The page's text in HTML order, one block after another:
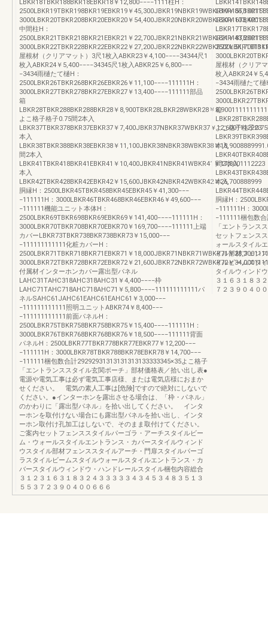
LBKR18TBKR188BKR18EBKR18￥12,800−−−−1111柱H：
2500LBKR19TBKR198BKR19EBKR19￥45,300JBKR19NBKR19WBKR19￥
3000LBKR20TBKR208BKR20EBKR20￥54,400JBKR20NBKR20WBKR20￥
中間柱H：
2500LBKR21TBKR218BKR21EBKR21￥22,700JBKR21NBKR21WBKR21￥
3000LBKR22TBKR228BKR22EBKR22￥27,200JBKR22NBKR22WBKR22￥
屋根材（クリアマット）3尺1枚入ABKR23￥4,100−−−−34344尺1
枚入ABKR24￥5,400−−−−34345尺1枚入ABKR25￥6,800−−−
−3434雨樋たて樋H：
2500LBKR26TBKR268BKR26EBKR26￥11,100−−−−111111H：
3000LBKR27TBKR278BKR27EBKR27￥13,400−−−−111111部品
箱
LBKR28TBKR288BKR288BKR28￥8,900TBKR28LBKR28WBKR28￥
よこ格子格子0.75間2本入
LBKR37TBKR378BKR37EBKR37￥7,400JBKR37NBKR37WBKR37￥12,6001112223
本入
LBKR38TBKR388BKR38EBKR38￥11,100JBKR38NBKR38WBKR38￥
間2本入
LBKR41TBKR418BKR41EBKR41￥10,400JBKR41NBKR41WBKR41￥17,8001112223
本入
LBKR42TBKR428BKR42EBKR42￥15,600JBKR42NBKR42WBKR42￥26,700888999
胴縁H：2500LBKR45TBKR458BKR45EBKR45￥41,300−−−
−111111H：3000LBKR46TBKR468BKR46EBKR46￥49,600−−−
−111111機能ユニット本体H：
2500LBKR69TBKR698BKR69EBKR69￥141,400−−−−111111H：
3000LBKR70TBKR708BKR70EBKR70￥169,700−−−−111111上端
カバーLBKR73TBKR738BKR738BKR73￥15,000−−−
−111111111111化粧カバーH：
2500LBKR71TBKR718BKR71EBKR71￥18,000JBKR71NBKR71WBKR71￥
3000LBKR72TBKR728BKR72EBKR72￥21,600JBKR72NBKR72WBKR72￥
付属材インターホンカバー露出型パネル
LAHC31TAHC318AHC318AHC31￥4,400−−−−枠
LAHC71TAHC718AHC718AHC71￥5,800−−−−111111111111パ
ネルSAHC61JAHC61EAHC61EAHC61￥3,000−−−
−111111111111照明ユニットABKR74￥8,400−−−
−111111111111前面パネルH：
2500LBKR75TBKR758BKR758BKR75￥15,400−−−−111111H：
3000LBKR76TBKR768BKR768BKR76￥18,500−−−−111111背面
パネルH：2500LBKR77TBKR778BKR77EBKR77￥12,200−−−
−111111H：3000LBKR78TBKR788BKR78EBKR78￥14,700−−−
−111111梱包数合計29292931313131313133333345×35よこ格子
「エントランススタイル玄関ポーチ」部材価格表／拾い出し表●
電源や電気工事は必ず電気工事店様、または電気店様におまか
せください。 電気の素人工事は[危険]ですので絶対にしないで
ください。●インターホンを露出させる場合は、「枠・パネル」
のかわりに「露出型パネル」を拾い出してください。 インタ
ーホンを取付けない場合にも露出型パネルを拾い出し、インタ
ーホン取付け孔加工はしないで、そのまま取付けてください。
ご案内セットフェンススタイルパーゴラ・アーチスタイルビー
ム・ウォールスタイルエントランス・カバースタイルウィンド
ウスタイル部材フェンススタイルアーチ・門扉スタイルパーゴ
ラスタイルビームスタイルウォールスタイルエントランス・カ
バースタイルウィンドウ・ハンドレールスタイル梱包内容総合
３１２３１６３１８３２４３３３３３４３４５３４８３５１３
５５３７２３９０４００６６６
屋根材（クリア
枚入ABKR24￥
−3434雨樋たて樋
箱
よこ格子格子
本入
間2本入
本入
胴縁H：
−111111H：
−111111梱包数
「エントランス
セットフェンス
ォールスタイル
イル部材フェン
イルビームスタ
タイルウィンド
３１６３１８３
７２３９０４０